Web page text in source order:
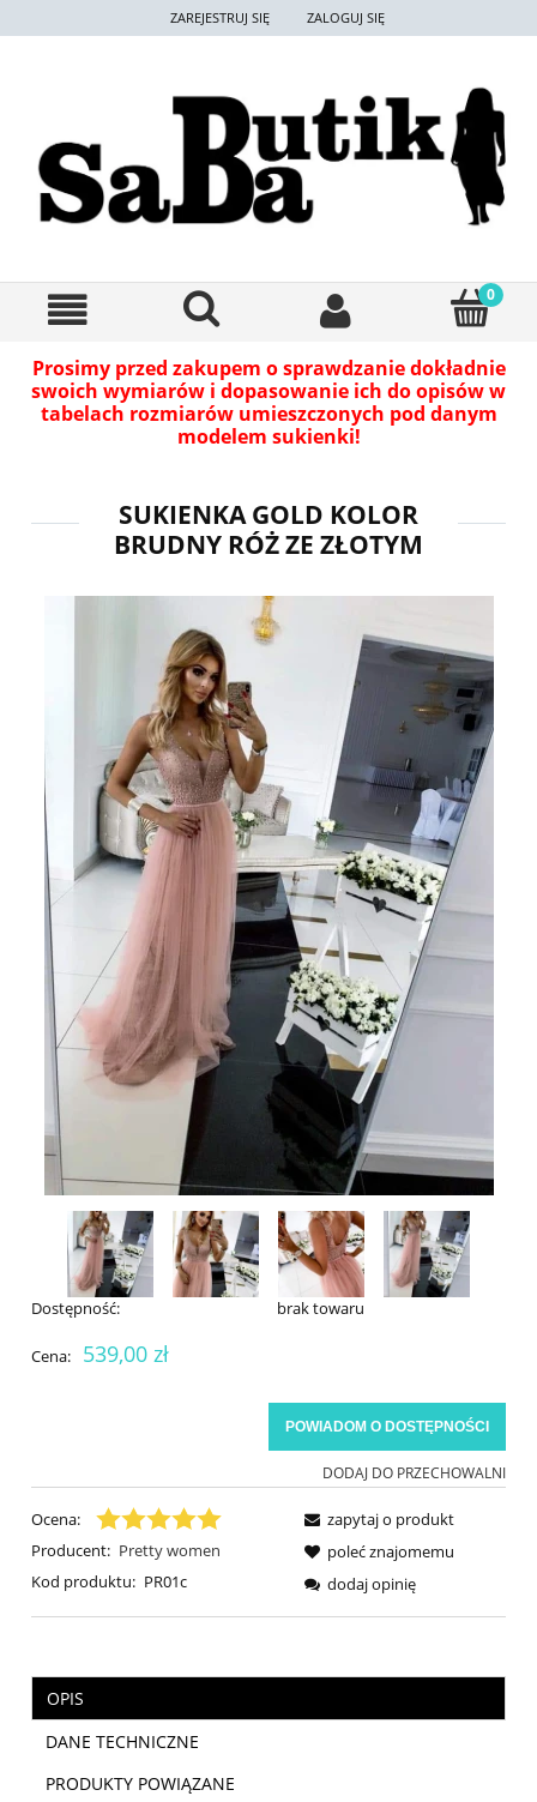
ZAREJESTRUJ SIĘ ZALOGUJ SIĘ
Prosimy przed zakupem o sprawdzanie dokładnie
swoich wymiarów i dopasowanie ich do opisów w
tabelach rozmiarów umieszczonych pod danym
modelem sukienki!
SUKIENKA GOLD KOLOR
BRUDNY RÓŻ ZE ZŁOTYM
Dostępność: brak towaru
Cena: 539,00 zł
POWIADOM O DOSTĘPNOŚCI
DODAJ DO PRZECHOWALNI
Ocena:
Producent: Pretty women
Kod produktu: PR01c
zapytaj o produkt
poleć znajomemu
dodaj opinię
OPIS
DANE TECHNICZNE
PRODUKTY POWIĄZANE